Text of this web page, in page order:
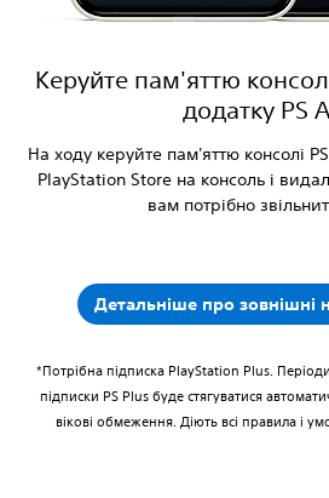
Керуйте пам'яттю
додатку PS
На ходу керуйте пам'яттю консолі
PlayStation Store на консоль і
вам потрібно
Детальніше про зовнішні
*Потрібна підписка PlayStation Plus.
підписки PS Plus буде стягуватися
вікові обмеження. Діють всі правила і